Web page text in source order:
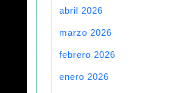
abril 2026
marzo 2026
febrero 2026
enero 2026